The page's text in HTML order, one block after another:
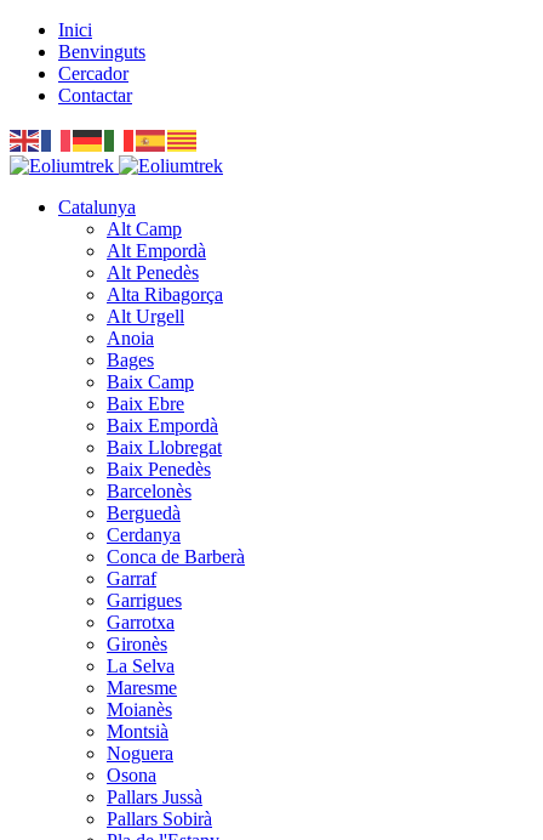
Inici
Benvinguts
Cercador
Contactar
Catalunya
Alt Camp
Alt Empordà
Alt Penedès
Alta Ribagorça
Alt Urgell
Anoia
Bages
Baix Camp
Baix Ebre
Baix Empordà
Baix Llobregat
Baix Penedès
Barcelonès
Berguedà
Cerdanya
Conca de Barberà
Garraf
Garrigues
Garrotxa
Gironès
La Selva
Maresme
Moianès
Montsià
Noguera
Osona
Pallars Jussà
Pallars Sobirà